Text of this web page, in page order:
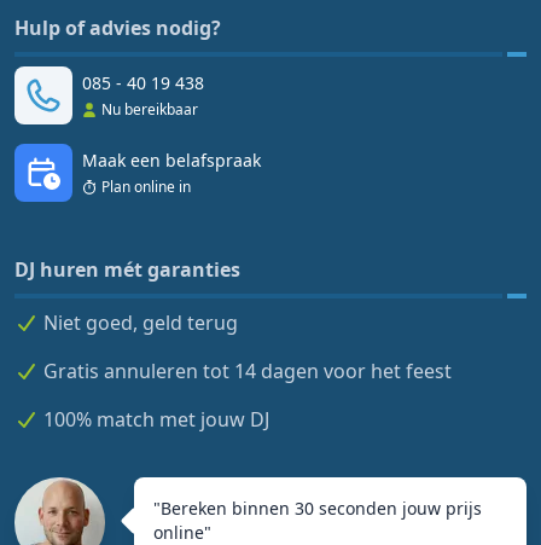
Hulp of advies nodig?
085 - 40 19 438
Nu bereikbaar
Maak een belafspraak
Plan online in
DJ huren mét garanties
Niet goed, geld terug
Gratis annuleren tot 14 dagen voor het feest
100% match met jouw DJ
"Bereken binnen 30 seconden jouw prijs
online"